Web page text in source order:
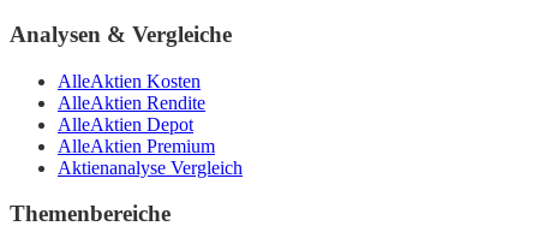
Analysen & Vergleiche
AlleAktien Kosten
AlleAktien Rendite
AlleAktien Depot
AlleAktien Premium
Aktienanalyse Vergleich
Themenbereiche